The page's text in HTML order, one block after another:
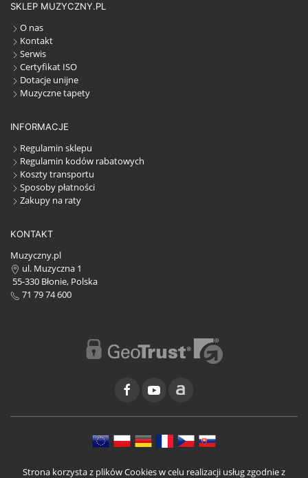
SKLEP MUZYCZNY.PL
O nas
Kontakt
Serwis
Certyfikat ISO
Dotacje unijne
Muzyczne tapety
INFORMACJE
Regulamin sklepu
Regulamin kodów rabatowych
Koszty transportu
Sposoby płatności
Zakupy na raty
KONTAKT
Muzyczny.pl
ul. Muzyczna 1
55-330 Błonie, Polska
71 79 74 600
Strona korzysta z plików Cookies w celu realizacji usług zgodnie z